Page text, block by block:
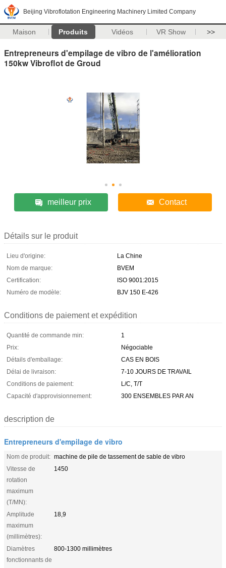
Beijing Vibroflotation Engineering Machinery Limited Company
Maison Produits Vidéos VR Show >>
Entrepreneurs d'empilage de vibro de l'amélioration
150kw Vibroflot de Groud
meilleur prix Contact
Détails sur le produit
Lieu d'origine:
La Chine
Nom de marque:
BVEM
Certification:
ISO 9001:2015
Numéro de modèle:
BJV 150 E-426
Conditions de paiement et expédition
Quantité de commande min:
1
Prix:
Négociable
Détails d'emballage:
CAS EN BOIS
Délai de livraison:
7-10 JOURS DE TRAVAIL
Conditions de paiement:
L/C, T/T
Capacité d'approvisionnement:
300 ENSEMBLES PAR AN
description de
Entrepreneurs d'empilage de vibro
Nom de produit: machine de pile de tassement de sable de vibro
Vitesse de
rotation
maximum
(T/MN):
1450
Amplitude
maximum
(millimètres):
18,9
Diamètres
fonctionnants de
800-1300 millimètres